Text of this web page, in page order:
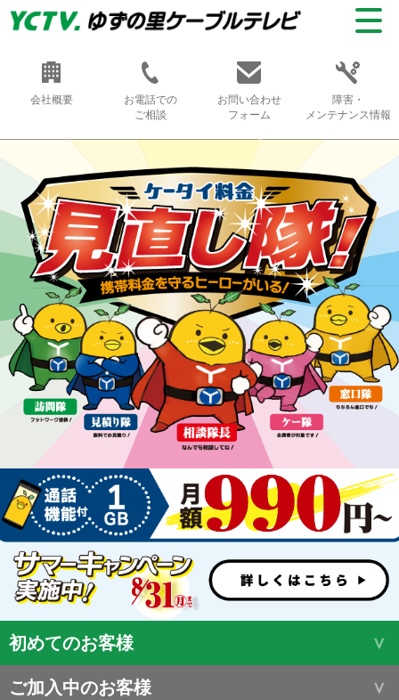
会社概要
お電話での
ご相談
お問い合わせ
フォーム
障害・
メンテナンス情報
初めてのお客様
ご加入中のお客様